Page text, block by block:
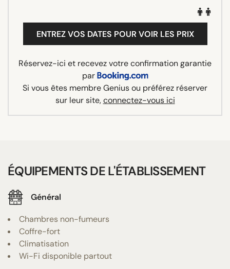
ENTREZ VOS DATES POUR VOIR LES PRIX
Réservez-ici et recevez votre confirmation garantie
par
Si vous êtes membre Genius ou préférez réserver
sur leur site,connectez-vous ici
ÉQUIPEMENTS DE L'ÉTABLISSEMENT
Général
Chambres non-fumeurs
Coffre-fort
Climatisation
Wi-Fi disponible partout